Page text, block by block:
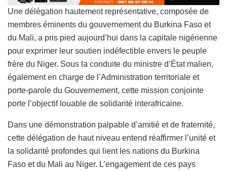
Une délégation hautement représentative, composée de
membres éminents du gouvernement du Burkina Faso et
du Mali, a pris pied aujourd’hui dans la capitale nigérienne
pour exprimer leur soutien indéfectible envers le peuple
frère du Niger. Sous la conduite du ministre d’État malien,
également en charge de l’Administration territoriale et
porte-parole du Gouvernement, cette mission conjointe
porte l’objectif louable de solidarité interafricaine.
Dans une démonstration palpable d’amitié et de fraternité,
cette délégation de haut niveau entend réaffirmer l’unité et
la solidarité profondes qui lient les nations du Burkina
Faso et du Mali au Niger. L’engagement de ces pays